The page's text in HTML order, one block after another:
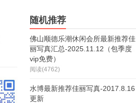
随机推荐
佛山顺德乐潮休闲会所最新推荐佳
丽写真汇总-2025.11.12（包季度
vip免费）
阅读(4762)
水博最新推荐佳丽写真-2017.8.16
更新